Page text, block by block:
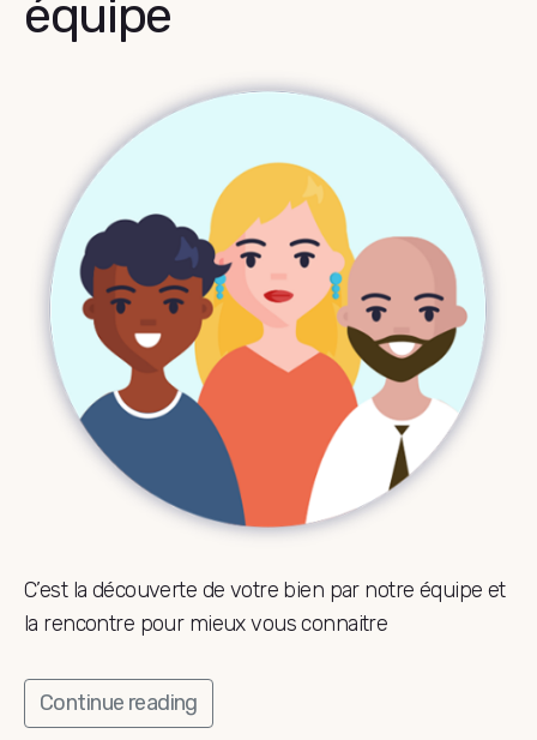
équipe
C’est la découverte de votre bien par notre équipe et
la rencontre pour mieux vous connaitre
Continue reading